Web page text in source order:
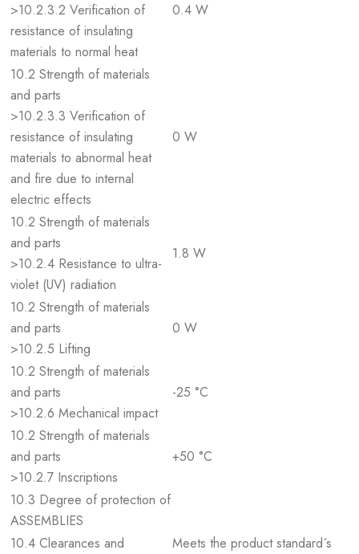
>10.2.3.2 Verification of
resistance of insulating
materials to normal heat
0.4 W
10.2 Strength of materials
and parts
>10.2.3.3 Verification of
resistance of insulating
materials to abnormal heat
and fire due to internal
electric effects
0 W
10.2 Strength of materials
and parts
>10.2.4 Resistance to ultra-
violet (UV) radiation
1.8 W
10.2 Strength of materials
and parts
>10.2.5 Lifting
0 W
10.2 Strength of materials
and parts
>10.2.6 Mechanical impact
-25 °C
10.2 Strength of materials
and parts
>10.2.7 Inscriptions
+50 °C
10.3 Degree of protection of
ASSEMBLIES
10.4 Clearances and
Meets the product standard´s